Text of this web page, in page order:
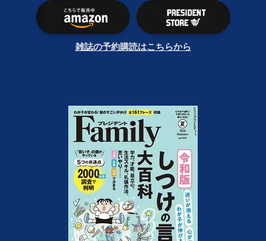
雑誌の予約購読はこちらから